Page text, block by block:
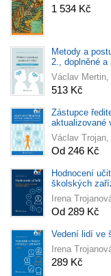
1 534 Kč
Metody a
2., doplněné
Václav
513 Kč
Zástupce
aktualizované
Václav
Od 246 Kč
Hodnocení
školských
Irena
Od 289 Kč
Vedení lidí ve
Irena
289 Kč